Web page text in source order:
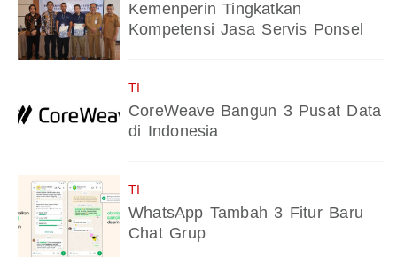
Kemenperin Tingkatkan
Kompetensi Jasa Servis Ponsel
TI
CoreWeave Bangun 3 Pusat Data
di Indonesia
TI
WhatsApp Tambah 3 Fitur Baru
Chat Grup